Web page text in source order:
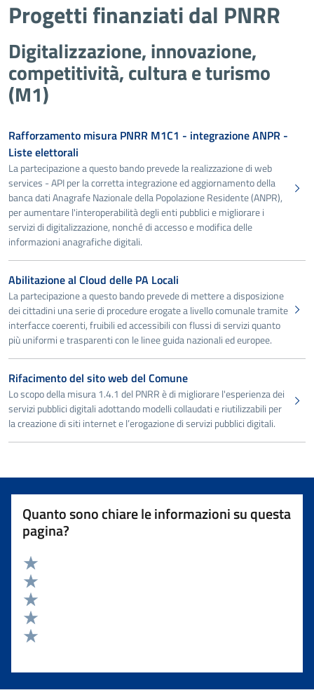
Progetti finanziati dal PNRR
Digitalizzazione, innovazione,
competitività, cultura e turismo
(M1)
Rafforzamento misura PNRR M1C1 - integrazione ANPR -
Liste elettorali
La partecipazione a questo bando prevede la realizzazione di web
services - API per la corretta integrazione ed aggiornamento della
banca dati Anagrafe Nazionale della Popolazione Residente (ANPR),
per aumentare l'interoperabilità degli enti pubblici e migliorare i
servizi di digitalizzazione, nonché di accesso e modifica delle
informazioni anagrafiche digitali.
Abilitazione al Cloud delle PA Locali
La partecipazione a questo bando prevede di mettere a disposizione
dei cittadini una serie di procedure erogate a livello comunale tramite
interfacce coerenti, fruibili ed accessibili con flussi di servizi quanto
più uniformi e trasparenti con le linee guida nazionali ed europee.
Rifacimento del sito web del Comune
Lo scopo della misura 1.4.1 del PNRR è di migliorare l'esperienza dei
servizi pubblici digitali adottando modelli collaudati e riutilizzabili per
la creazione di siti internet e l’erogazione di servizi pubblici digitali.
Quanto sono chiare le informazioni su questa
pagina?
Valuta 5 stelle su 5
Valuta 4 stelle su 5
Valuta 3 stelle su 5
Valuta 2 stelle su 5